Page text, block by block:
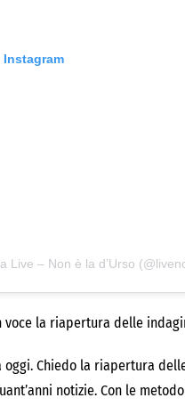
Live – Non è la d’Urso
voce la riapertura delle
oggi. Chiedo la riapertura
notizie. Con le